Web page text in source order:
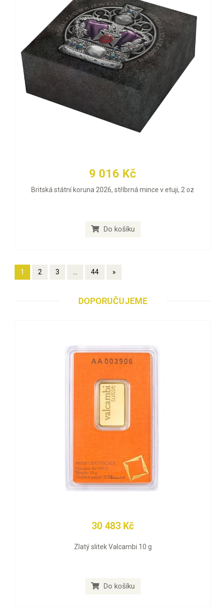
9 016 Kč
Britská státní koruna 2026, stříbrná mince v etuji, 2 oz
Do košíku
1 2 3 ... 44 »
DOPORUČUJEME
30 483 Kč
Zlatý slitek Valcambi 10 g
Do košíku